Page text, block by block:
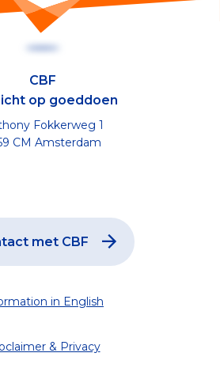
CBF
op goeddoen
Fokkerweg 1
CM Amsterdam
met CBF
in English
& Privacy